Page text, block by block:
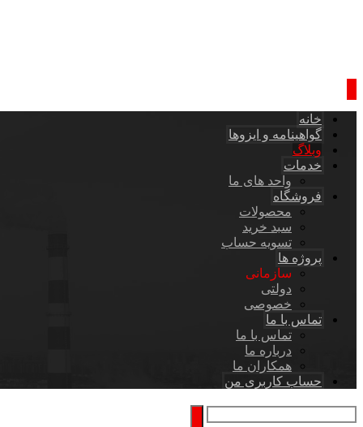
خانه
گواهینامه و ایزوها
وبلاگ
خدمات
واحد های ما
فروشگاه
محصولات
سبد خرید
تسویه حساب
پروژه ها
سازمانی
دولتی
خصوصی
تماس با ما
تماس با ما
درباره ما
همکاران ما
حساب کاربری من